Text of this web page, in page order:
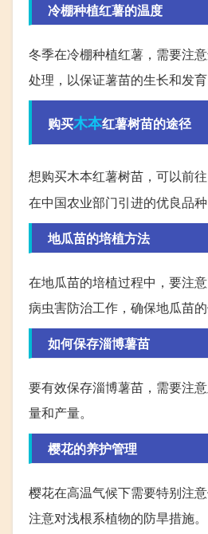
冷棚种植红薯的温度
冬季在冷棚种植红薯，需要注
处理，以保证薯苗的生长和发育
购买木本红薯树苗的途径
想购买木本红薯树苗，可以前
在中国农业部门引进的优良品
地瓜苗的培植方法
在地瓜苗的培植过程中，要注
病虫害防治工作，确保地瓜苗的
如何保存淄博薯苗
要有效保存淄博薯苗，需要注
量和产量。
樱花的养护管理
樱花在高温气候下需要特别注
注意对浅根系植物的防旱措施。